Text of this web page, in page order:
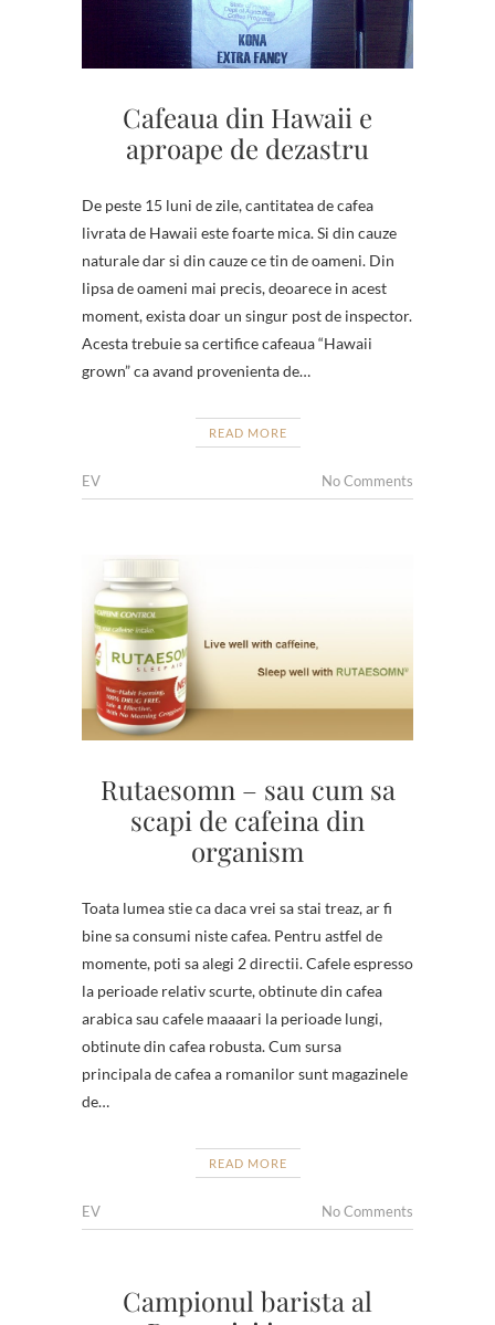
Cafeaua din Hawaii e
aproape de dezastru
De peste 15 luni de zile, cantitatea de cafea
livrata de Hawaii este foarte mica. Si din cauze
naturale dar si din cauze ce tin de oameni. Din
lipsa de oameni mai precis, deoarece in acest
moment, exista doar un singur post de inspector.
Acesta trebuie sa certifice cafeaua “Hawaii
grown” ca avand provenienta de…
READ MORE
EV No Comments
Rutaesomn – sau cum sa
scapi de cafeina din
organism
Toata lumea stie ca daca vrei sa stai treaz, ar fi
bine sa consumi niste cafea. Pentru astfel de
momente, poti sa alegi 2 directii. Cafele espresso
la perioade relativ scurte, obtinute din cafea
arabica sau cafele maaaari la perioade lungi,
obtinute din cafea robusta. Cum sursa
principala de cafea a romanilor sunt magazinele
de…
READ MORE
EV No Comments
Campionul barista al